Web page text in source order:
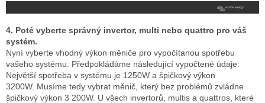
4. Poté vyberte správný invertor, multi nebo quattro pro váš
systém.
Nyní vyberte vhodný výkon měniče pro vypočítanou spotřebu
vašeho systému.
Předpokládáme následující vypočtené údaje:
Největší spotřeba v systému je 1250W a špičkový výkon
3200W. Musíme tedy vybrat měnič, který bez problémů zvládne
špičkový výkon 3 200W. U všech invertorů, multis a quattros, které